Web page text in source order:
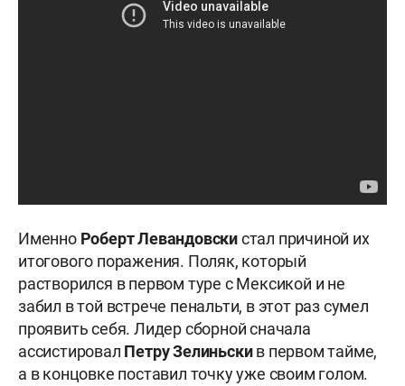
Именно Роберт Левандовскистал причиной их
итогового поражения. Поляк, который
растворился в первом туре с Мексикой и не
забил в той встрече пенальти, в этот раз сумел
проявить себя. Лидер сборной сначала
ассистировал Петру Зелиньскив первом тайме,
а в концовке поставил точку уже своим голом.